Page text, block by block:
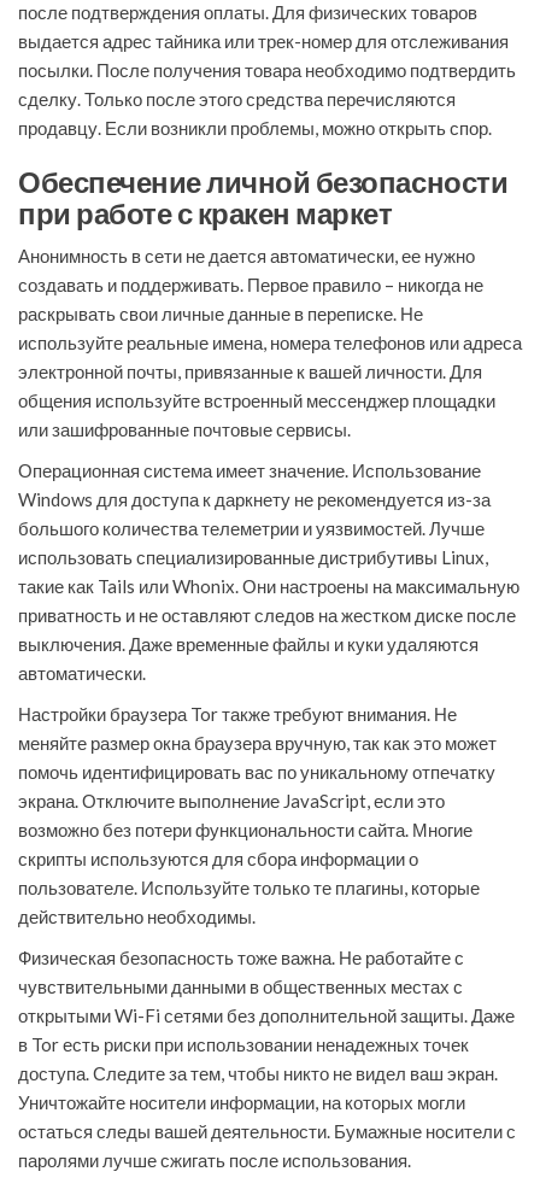
после подтверждения оплаты. Для физических товаров
выдается адрес тайника или трек-номер для отслеживания
посылки. После получения товара необходимо подтвердить
сделку. Только после этого средства перечисляются
продавцу. Если возникли проблемы, можно открыть спор.
Обеспечение личной безопасности
при работе с кракен маркет
Анонимность в сети не дается автоматически, ее нужно
создавать и поддерживать. Первое правило – никогда не
раскрывать свои личные данные в переписке. Не
используйте реальные имена, номера телефонов или адреса
электронной почты, привязанные к вашей личности. Для
общения используйте встроенный мессенджер площадки
или зашифрованные почтовые сервисы.
Операционная система имеет значение. Использование
Windows для доступа к даркнету не рекомендуется из-за
большого количества телеметрии и уязвимостей. Лучше
использовать специализированные дистрибутивы Linux,
такие как Tails или Whonix. Они настроены на максимальную
приватность и не оставляют следов на жестком диске после
выключения. Даже временные файлы и куки удаляются
автоматически.
Настройки браузера Tor также требуют внимания. Не
меняйте размер окна браузера вручную, так как это может
помочь идентифицировать вас по уникальному отпечатку
экрана. Отключите выполнение JavaScript, если это
возможно без потери функциональности сайта. Многие
скрипты используются для сбора информации о
пользователе. Используйте только те плагины, которые
действительно необходимы.
Физическая безопасность тоже важна. Не работайте с
чувствительными данными в общественных местах с
открытыми Wi-Fi сетями без дополнительной защиты. Даже
в Tor есть риски при использовании ненадежных точек
доступа. Следите за тем, чтобы никто не видел ваш экран.
Уничтожайте носители информации, на которых могли
остаться следы вашей деятельности. Бумажные носители с
паролями лучше сжигать после использования.